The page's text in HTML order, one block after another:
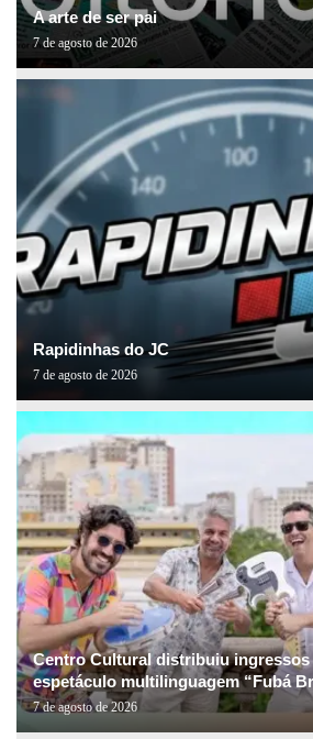
A arte de ser pai
7 de agosto de 2026
Rapidinhas do JC
7 de agosto de 2026
Centro Cultural distribuiu
espetáculo multilinguagem “Fubá
7 de agosto de 2026